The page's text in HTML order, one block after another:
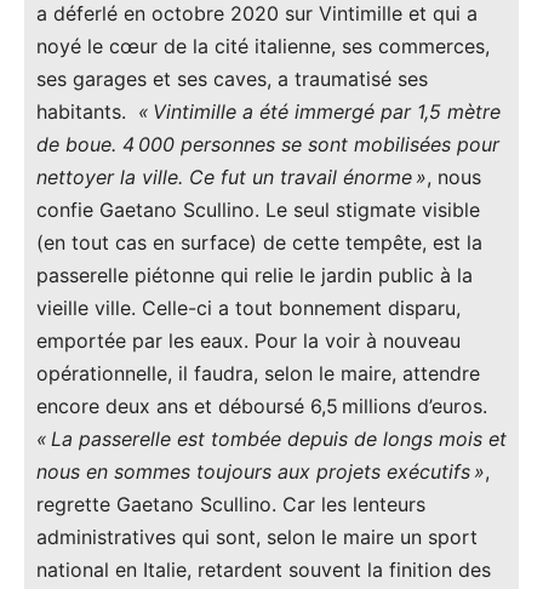
a déferlé en octobre 2020 sur Vintimille et qui a
noyé le cœur de la cité italienne, ses commerces,
ses garages et ses caves, a traumatisé ses
habitants. « Vintimille a été immergé par 1,5 mètre
de boue. 4 000 personnes se sont mobilisées pour
nettoyer la ville. Ce fut un travail énorme », nous
confie Gaetano Scullino. Le seul stigmate visible
(en tout cas en surface) de cette tempête, est la
passerelle piétonne qui relie le jardin public à la
vieille ville. Celle-ci a tout bonnement disparu,
emportée par les eaux. Pour la voir à nouveau
opérationnelle, il faudra, selon le maire, attendre
encore deux ans et déboursé 6,5 millions d’euros.
« La passerelle est tombée depuis de longs mois et
nous en sommes toujours aux projets exécutifs »,
regrette Gaetano Scullino. Car les lenteurs
administratives qui sont, selon le maire un sport
national en Italie, retardent souvent la finition des